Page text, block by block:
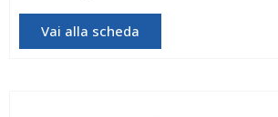
Vai alla scheda